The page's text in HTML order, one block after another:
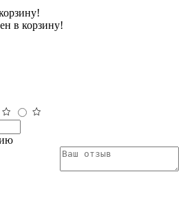
в корзину!